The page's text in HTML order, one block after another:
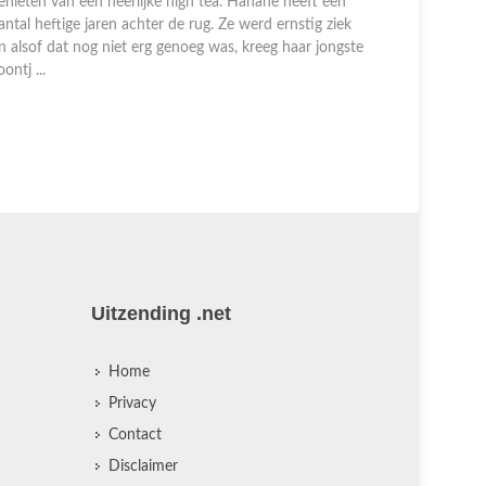
heftige jaren achter de rug. Ze werd ernstig ziek
alsof dat nog niet erg genoeg was, kreeg haar jongste
...
Uitzending .net
Home
Privacy
Contact
Disclaimer